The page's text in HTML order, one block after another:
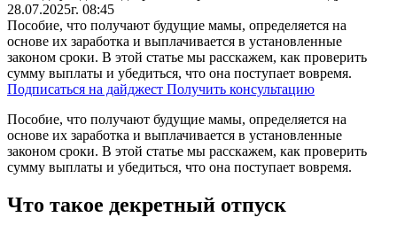
28.07.2025г. 08:45
Пособие, что получают будущие мамы, определяется на
основе их заработка и выплачивается в установленные
законом сроки. В этой статье мы расскажем, как проверить
сумму выплаты и убедиться, что она поступает вовремя.
Подписаться на дайджест Получить консультацию
Пособие, что получают будущие мамы, определяется на
основе их заработка и выплачивается в установленные
законом сроки. В этой статье мы расскажем, как проверить
сумму выплаты и убедиться, что она поступает вовремя.
Что такое декретный отпуск